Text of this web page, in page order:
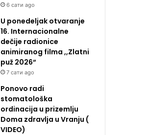
6 сати ago
U ponedeljak otvaranje
16. Internacionalne
dečije radionice
animiranog filma ,,Zlatni
puž 2026“
7 сати ago
Ponovo radi
stomatološka
ordinacija u prizemlju
Doma zdravlja u Vranju (
VIDEO)